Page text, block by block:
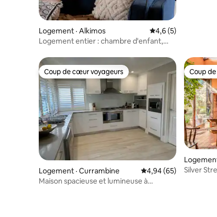
Logement · Alkimos Note moyenne de
4,6 (5)
Logement entier : chambre d'enfant,
Coup de cœur voyageurs
Coup de cœur voyageurs
Logement · Currambine Note moyenne de
4,94 (65)
Maison spacieuse et lumineuse à
Coup
Coup
Silver